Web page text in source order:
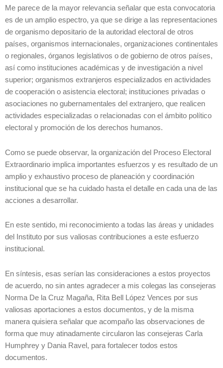
Me parece de la mayor relevancia señalar que esta convocatoria
es de un amplio espectro, ya que se dirige a las representaciones
de organismo depositario de la autoridad electoral de otros
países, organismos internacionales, organizaciones continentales
o regionales, órganos legislativos o de gobierno de otros países,
así como instituciones académicas y de investigación a nivel
superior; organismos extranjeros especializados en actividades
de cooperación o asistencia electoral; instituciones privadas o
asociaciones no gubernamentales del extranjero, que realicen
actividades especializadas o relacionadas con el ámbito político
electoral y promoción de los derechos humanos.
Como se puede observar, la organización del Proceso Electoral
Extraordinario implica importantes esfuerzos y es resultado de un
amplio y exhaustivo proceso de planeación y coordinación
institucional que se ha cuidado hasta el detalle en cada una de las
acciones a desarrollar.
En este sentido, mi reconocimiento a todas las áreas y unidades
del Instituto por sus valiosas contribuciones a este esfuerzo
institucional.
En síntesis, esas serían las consideraciones a estos proyectos
de acuerdo, no sin antes agradecer a mis colegas las consejeras
Norma De la Cruz Magaña, Rita Bell López Vences por sus
valiosas aportaciones a estos documentos, y de la misma
manera quisiera señalar que acompaño las observaciones de
forma que muy atinadamente circularon las consejeras Carla
Humphrey y Dania Ravel, para fortalecer todos estos
documentos.